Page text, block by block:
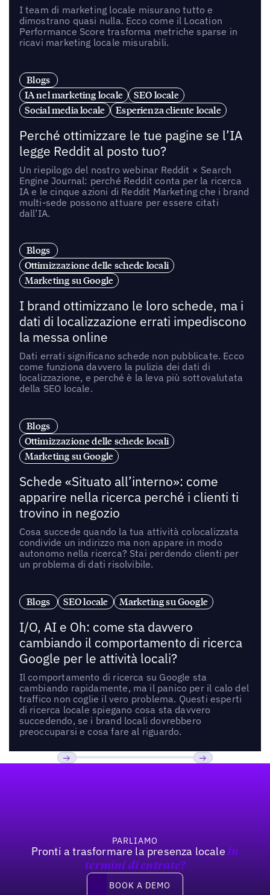
I team di marketing locale misurano tutto e
dimostrano quasi nulla. Ecco come il Location
Performance Score trasforma metriche sparse in
ricavi marketing locale misurabili.
Blogs
IA nel marketing locale
SEO locale
Social media locale
Esperienza cliente locale
Perché ottimizzare le tue pagine se l’IA
legge Reddit al posto tuo?
Un riepilogo del nostro webinar Reddit × Search
Engine Journal: perché Reddit conta per la ricerca
IA e le cinque azioni di Reddit Marketing che i brand
multi-sede possono attuare per essere citati
dall’IA.
Blogs
Ottimizzazione delle schede locali
Marketing su Google
I brand ottimizzano le loro schede, ma i
dati di localizzazione errati impediscono
la messa online
Dati errati significano schede non pubblicate. Ecco
come funziona davvero la pulizia dei dati di
localizzazione, e perché è la leva più sottovalutata
della SEO locale.
Blogs
Ottimizzazione delle schede locali
Marketing su Google
Schede «Situato all’interno»: come
apparire nella ricerca perché i clienti ti
trovino in negozio
Cosa succede quando la tua attività colocalizzata
condivide un indirizzo ma non appare in modo
autonomo nella ricerca? Stai perdendo clienti per
un problema di dati risolvibile.
Blogs SEO locale Marketing su Google
I/O, AI e Oh: come sta davvero
cambiando il comportamento di ricerca
Google per le attività locali?
Il comportamento di ricerca su Google sta
cambiando rapidamente, ma il panico per il calo del
traffico non coglie il vero problema. Questi esperti
di ricerca locale spiegano cosa sta davvero
succedendo, se i brand locali dovrebbero
preoccuparsi e cosa fare al riguardo.
PARLIAMO
Pronti a trasformare la presenza locale In
termini di entrate?
Book a demo
BOOK A DEMO